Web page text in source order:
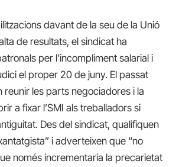
davant de la seu de la Unió
de resultats, el sindicat ha
per l’incompliment salarial i
el proper 20 de juny. El passat
reunir les parts negociadores i la
a fixar l’SMI als treballadors si
Des del sindicat, qualifiquen
i adverteixen que “no
només incrementaria la precarietat